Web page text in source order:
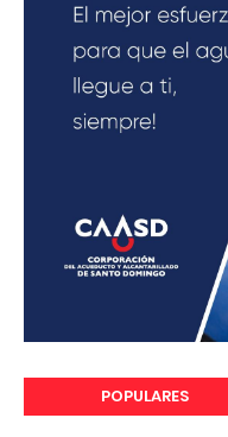
POPULARES